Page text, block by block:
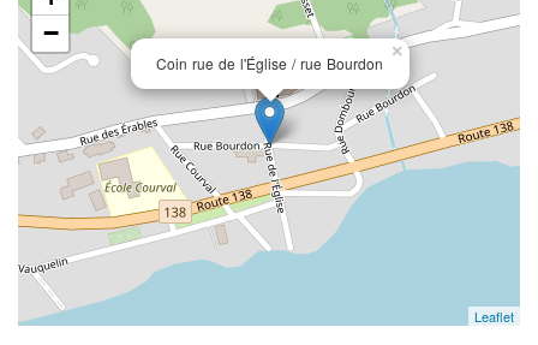
Coin rue de l'Église / rue Bourdon
×
−
Leaflet